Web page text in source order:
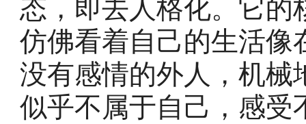
态，即去人格化。它
仿佛看着自己的生活
没有感情的外人，机
似乎不属于自己，感